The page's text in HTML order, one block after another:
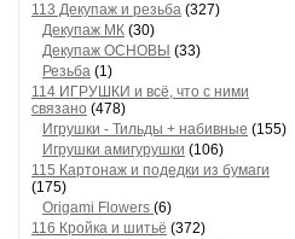
113 Декупаж и резьба (327)
Декупаж МК (30)
Декупаж ОСНОВЫ (33)
Резьба (1)
114 ИГРУШКИ и всё, что с ними
связано (478)
Игрушки - Тильды + набивные (155)
Игрушки амигурушки (106)
115 Картонаж и подедки из бумаги
(175)
Origami Flowers (6)
116 Кройка и шитьё (372)